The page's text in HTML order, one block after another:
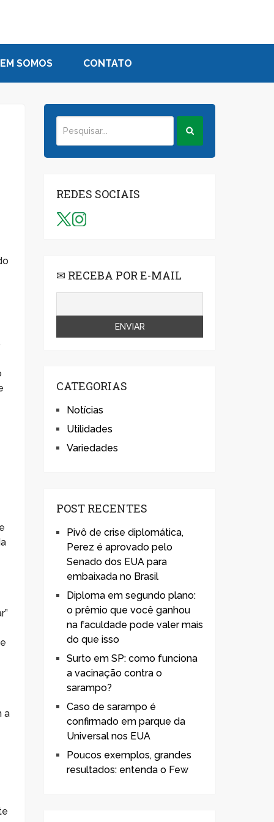
SOMOS CONTATO
a
REDES SOCIAIS
✉ RECEBA POR E-MAIL
CATEGORIAS
Notícias
Utilidades
Variedades
POST RECENTES
Pivô de crise diplomática,
Perez é aprovado pelo
Senado dos EUA para
embaixada no Brasil
Diploma em segundo plano:
o prêmio que você ganhou
na faculdade pode valer mais
do que isso
Surto em SP: como funciona
a vacinação contra o
sarampo?
Caso de sarampo é
confirmado em parque da
Universal nos EUA
Poucos exemplos, grandes
resultados: entenda o Few